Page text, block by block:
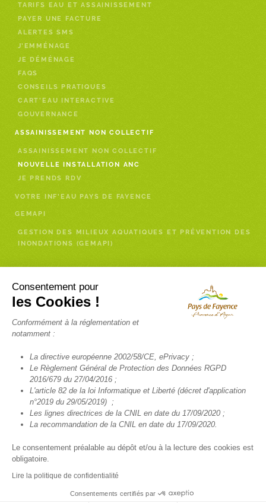
Consentement pour
les Cookies !
Conformément à la réglementation et
notamment :
La directive européenne 2002/58/CE, ePrivacy ;
Le Règlement Général de Protection des Données RGPD
2016/679 du 27/04/2016 ;
L'article 82 de la loi Informatique et Liberté (décret d'application
n°2019 du 29/05/2019) ;
Les lignes directrices de la CNIL en date du 17/09/2020 ;
La recommandation de la CNIL en date du 17/09/2020.
Le consentement préalable au dépôt et/ou à la lecture des cookies est
obligatoire.
Lire la politique de confidentialité
Consentements certifiés par
TARIFS EAU ET ASSAINISSEMENT
PAYER UNE FACTURE
ALERTES SMS
J’EMMÉNAGE
JE DÉMÉNAGE
FAQS
CONSEILS PRATIQUES
CART’EAU INTERACTIVE
GOUVERNANCE
ASSAINISSEMENT NON COLLECTIF
ASSAINISSEMENT NON COLLECTIF
NOUVELLE INSTALLATION ANC
JE PRENDS RDV
VOTRE INF’EAU PAYS DE FAYENCE
GEMAPI
GESTION DES MILIEUX AQUATIQUES ET PRÉVENTION DES
INONDATIONS (GEMAPI)
Enfance- Services à la personne
INSCRIPTION NEWSLETTER RELAIS PETITE ENFANCE
TÉLÉALARME
SANTÉ
TRANSPORT SCOLAIRE
© COMMUNAUTÉ DE COMMUNES DU PAYS DE FAYENCE 2022 TOUS
DROITS RÉSERVÉS -MENTIONS LÉGALES
RéalisationCreamania Web